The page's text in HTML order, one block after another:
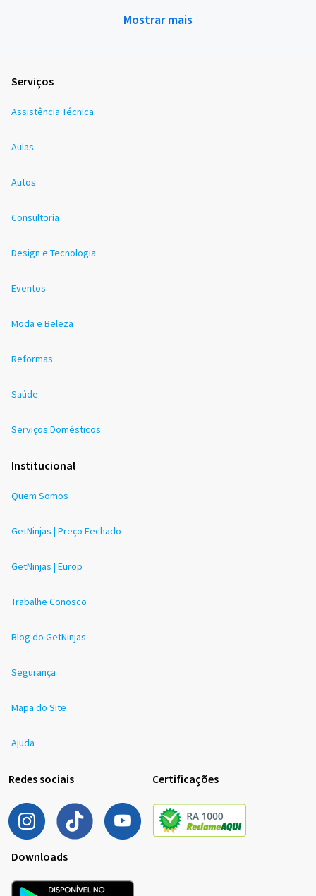
Mostrar mais
Serviços
Assistência Técnica
Aulas
Autos
Consultoria
Design e Tecnologia
Eventos
Moda e Beleza
Reformas
Saúde
Serviços Domésticos
Institucional
Quem Somos
GetNinjas | Preço Fechado
GetNinjas | Europ
Trabalhe Conosco
Blog do GetNinjas
Segurança
Mapa do Site
Ajuda
Redes sociais Certificações
Downloads